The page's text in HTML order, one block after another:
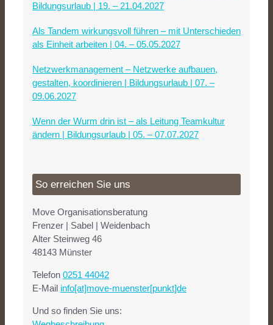
Bildungsurlaub | 19. – 21.04.2027
Als Tandem wirkungsvoll führen – mit Unterschieden
als Einheit arbeiten | 04. – 05.05.2027
Netzwerkmanagement – Netzwerke aufbauen,
gestalten, koordinieren | Bildungsurlaub | 07. –
09.06.2027
Wenn der Wurm drin ist – als Leitung Teamkultur
ändern | Bildungsurlaub | 05. – 07.07.2027
So erreichen Sie uns
Move Organisationsberatung
Frenzer | Sabel | Weidenbach
Alter Steinweg 46
48143 Münster
Telefon 0251 44042
E-Mail info[at]move-muenster[punkt]de
Und so finden Sie uns: